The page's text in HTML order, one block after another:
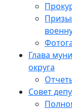
Глава
округа
Совет